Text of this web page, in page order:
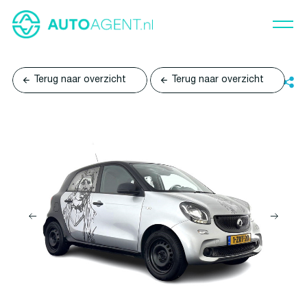
Terug naar overzicht Terug naar overzicht